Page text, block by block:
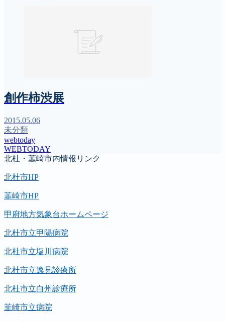
創作柿渋展
2015.05.06
未分類
webtoday
WEBTODAY
北杜・韮崎市内情報リンク
北杜市HP
韮崎市HP
甲府地方気象台ホームページ
北杜市立甲陽病院
北杜市立塩川病院
北杜市立逸見診療所
北杜市立白州診療所
韮崎市立病院